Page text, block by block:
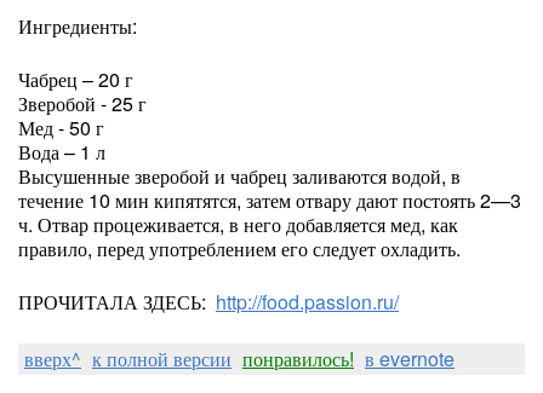
Ингредиенты:
Чабрец – 20 г
Зверобой - 25 г
Мед - 50 г
Вода – 1 л
Высушенные зверобой и чабрец заливаются водой, в
течение 10 мин кипятятся, затем отвару дают постоять 2—3
ч. Отвар процеживается, в него добавляется мед, как
правило, перед употреблением его следует охладить.
ПРОЧИТАЛА ЗДЕСЬ: http://food.passion.ru/
вверх^ к полной версии понравилось! в evernote